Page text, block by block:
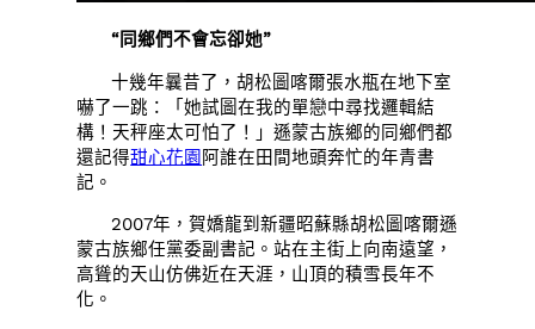
“同鄉們不會忘卻她”
十幾年曩昔了，胡松圖喀爾張水瓶在地下室
嚇了一跳：「她試圖在我的單戀中尋找邏輯結
構！天秤座太可怕了！」遜蒙古族鄉的同鄉們都
還記得甜心花園 阿誰在田間地頭奔忙的年青書
記。
2007年，賀嬌龍到新疆昭蘇縣胡松圖喀爾遜
蒙古族鄉任黨委副書記。站在主街上向南遠望，
高聳的天山仿佛近在天涯，山頂的積雪長年不
化。